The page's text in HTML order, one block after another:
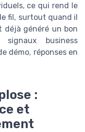
ce qui rend le
fil, surtout quand il
déjà généré un bon
business
démo, réponses en
:
et